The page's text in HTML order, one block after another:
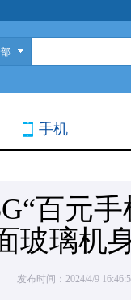
手机
百元
玻璃机
发布时间：2024/4/9